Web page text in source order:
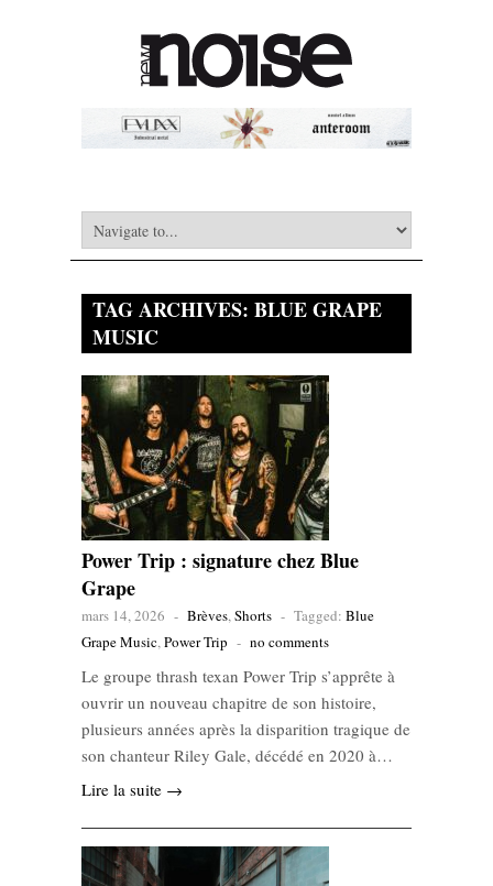
TAG ARCHIVES: BLUE GRAPE
MUSIC
Power Trip : signature chez Blue
Grape
mars 14, 2026 - Brèves,Shorts - Tagged: Blue
Grape Music,Power Trip - no comments
Le groupe thrash texan Power Trip s’apprête à
ouvrir un nouveau chapitre de son histoire,
plusieurs années après la disparition tragique de
son chanteur Riley Gale, décédé en 2020 à…
Lire la suite →